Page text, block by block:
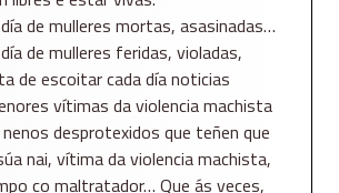
de mulleres mortas, asasinadas…
de mulleres feridas, violadas,
de escoitar cada día noticias
vítimas da violencia machista
desprotexidos que teñen que
nai, vítima da violencia machista,
co maltratador… Que ás veces,